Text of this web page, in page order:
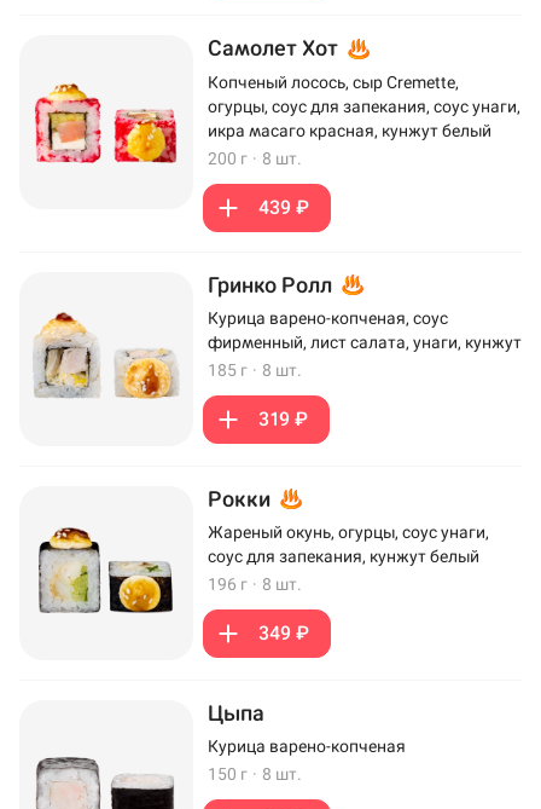
Самолет Хот
Копченый лосось, сыр Cremette,
огурцы, соус для запекания, соус унаги,
икра масаго красная, кунжут белый
200 г · 8 шт.
439 ₽
Гринко Ролл
Курица варено-копченая, соус
фирменный, лист салата, унаги, кунжут
185 г · 8 шт.
319 ₽
Рокки
Жареный окунь, огурцы, соус унаги,
соус для запекания, кунжут белый
196 г · 8 шт.
349 ₽
Цыпа
Курица варено-копченая
150 г · 8 шт.